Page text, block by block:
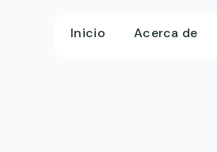
Inicio Acerca de